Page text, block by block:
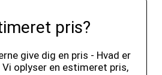
pris?
give dig en pris - Hvad er
oplyser en estimeret pris,